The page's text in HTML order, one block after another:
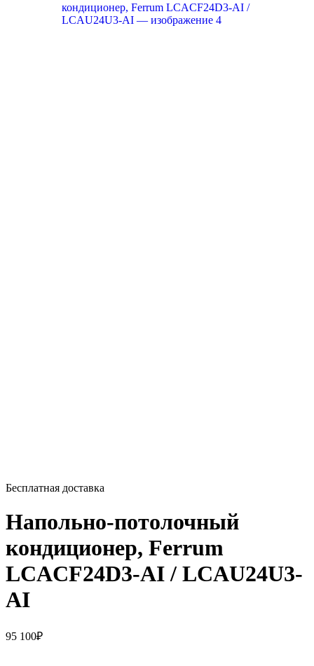
Бесплатная доставка
Напольно-потолочный
кондиционер, Ferrum
LCACF24D3-AI / LCAU24U3-
AI
95 100₽